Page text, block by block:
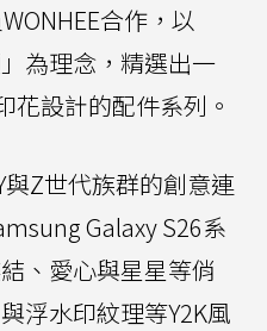
合作，以
為理念，精選出一
花設計的配件系列。
與Z世代族群的創意連
Galaxy S26系
、愛心與星星等俏
浮水印紋理等Y2K風